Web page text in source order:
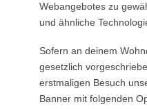
Webangebotes zu
und ähnliche
Sofern an deinem
gesetzlich
erstmaligen Besuch
Banner mit folgenden